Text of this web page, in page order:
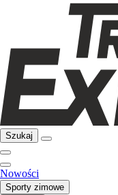
Szukaj
Nowości
Sporty zimowe